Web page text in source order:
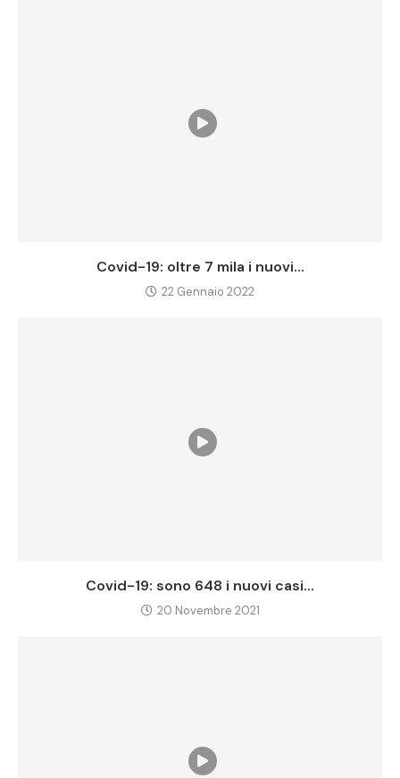
Covid-19: oltre 7 mila i nuovi...
22 Gennaio 2022
Covid-19: sono 648 i nuovi casi...
20 Novembre 2021